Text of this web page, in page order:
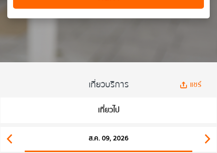
เที่ยวบริการ แชร์
เที่ยวไป
ส.ค. 09, 2026